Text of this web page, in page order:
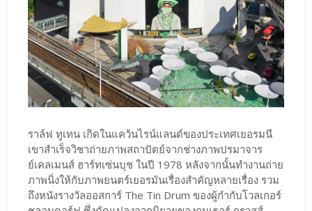
ราล์ฟ ทูเทน เกิดในแคว้นไรน์แลนด์ของประเทศเยอรมนี
เขาสำเร็จวิชาถ่ายภาพสถาปัตย์จากช่างภาพปรมาจาร
ย์เคลเมนส์ ฮาร์ทเซ่นบุช ในปี 1978 หลังจากนั้นทำงานถ่าย
ภาพนิ่งให้กับภาพยนตร์เยอรมันเรื่องสำคัญหลายเรื่อง รวม
ถึงหนังรางวัลออสการ์ The Tin Drum ของผู้กำกับโวลเกอร์